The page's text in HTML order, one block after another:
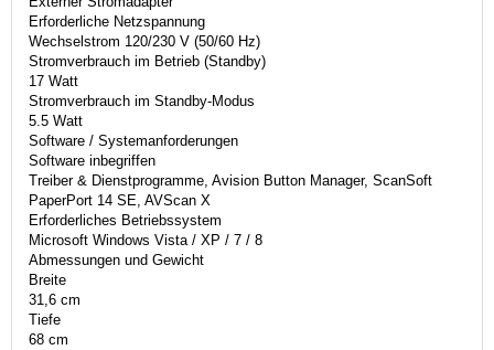
Erforderliche Netzspannung
Wechselstrom 120/230 V (50/60 Hz)
Stromverbrauch im Betrieb (Standby)
17 Watt
Stromverbrauch im Standby-Modus
5.5 Watt
Software / Systemanforderungen
Software inbegriffen
Treiber & Dienstprogramme, Avision Button Manager, ScanSoft
PaperPort 14 SE, AVScan X
Erforderliches Betriebssystem
Microsoft Windows Vista / XP / 7 / 8
Abmessungen und Gewicht
Breite
31,6 cm
Tiefe
68 cm